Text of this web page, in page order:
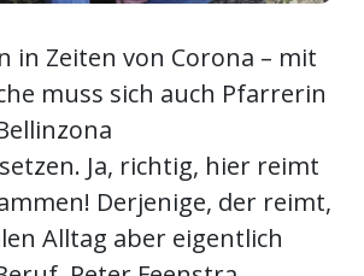
in Zeiten von Corona – mit
muss sich auch Pfarrerin
Ja, richtig, hier reimt
Derjenige, der reimt,
Alltag aber eigentlich